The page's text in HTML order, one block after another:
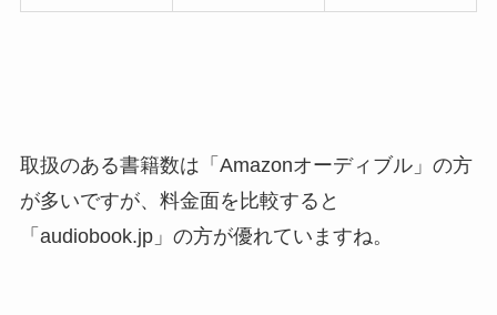
取扱のある書籍数は「Amazonオーディブル」の方
が多いですが、料金面を比較すると
「audiobook.jp」の方が優れていますね。